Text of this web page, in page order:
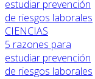
CIENCIAS
5 razones para
estudiar prevención
de riesgos laborales